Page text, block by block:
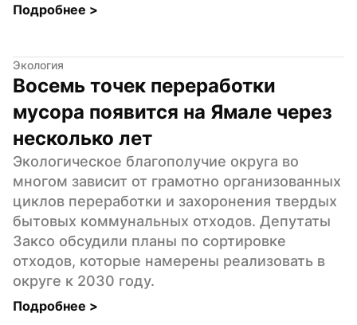
Подробнее >
Экология
Восемь точек переработки
мусора появится на Ямале через
несколько лет
Экологическое благополучие округа во
многом зависит от грамотно организованных
циклов переработки и захоронения твердых
бытовых коммунальных отходов. Депутаты
Заксо обсудили планы по сортировке
отходов, которые намерены реализовать в
округе к 2030 году.
Подробнее >